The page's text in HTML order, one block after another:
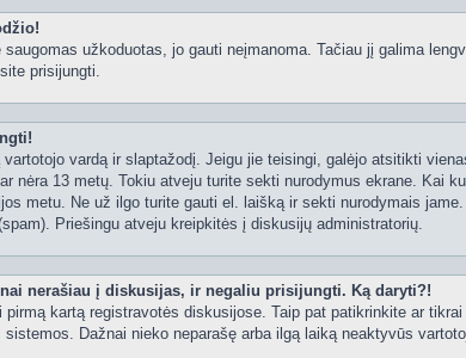
užkoduotas, jo gauti neįmanoma. Tačiau jį galima
prisijungti.
vardą ir slaptažodį. Jeigu jie teisingi, galėjo atsitikti
nėra 13 metų. Tokiu atveju turite sekti nurodymus ekrane.
metu. Ne už ilgo turite gauti el. laišką ir sekti nurodymais
Priešingu atveju kreipkitės į diskusijų administratorių.
nerašiau į diskusijas, ir negaliu prisijungti. Ką daryti?!
kartą registravotės diskusijose. Taip pat patikrinkite ar
Dažnai nieko neparašę arba ilgą laiką neaktyvūs